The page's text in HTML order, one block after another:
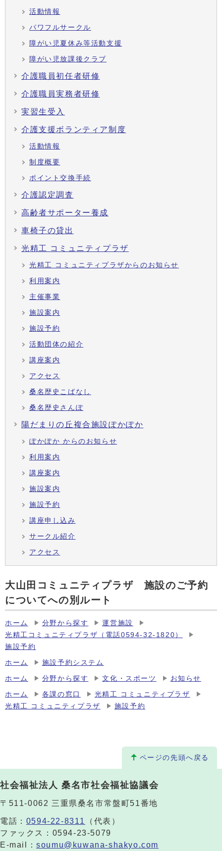
活動情報
パワフルサークル
障がい児夏休み等活動支援
障がい児放課後クラブ
介護職員初任者研修
介護職員実務者研修
実習生受入
介護支援ボランティア制度
活動情報
制度概要
ポイント交換手続
介護認定調査
高齢者サポーター養成
車椅子の貸出
光精工 コミュニティプラザ
光精工 コミュニティプラザからのお知らせ
利用案内
主催事業
施設案内
施設予約
活動団体の紹介
講座案内
アクセス
桑名歴史こばなし
桑名歴史さんぽ
陽だまりの丘複合施設ぽかぽか
ぽかぽか からのお知らせ
利用案内
講座案内
施設案内
施設予約
講座申し込み
サークル紹介
アクセス
大山田コミュニティプラザ 施設のご予約
についてへの別ルート
ホーム 分野から探す
運営施設
光精工コミュニティプラザ（電話0594-32-1820）
施設予約
ホーム 施設予約システム
ホーム 分野から探す 文化・スポーツ お知らせ
ホーム 各課の窓口
光精工 コミュニティプラザ
光精工 コミュニティプラザ
施設予約
ページの先頭へ戻る
社会福祉法人 桑名市社会福祉協議会
〒511-0062 三重県桑名市常盤町51番地
電話： 0594-22-8311
（代表）
ファックス：0594-23-5079
E-mail：soumu@kuwana-shakyo.com